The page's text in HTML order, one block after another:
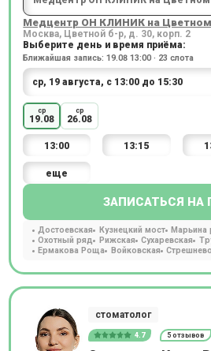
Медцентр ОН КЛИНИК на Цветном
Москва, Цветной б-р, д. 30, корп. 2
Выберите день и время приёма:
Ближайшая запись: 19.08 13:00 · 23 слота
ср
19.08
ср
26.08
13:00 13:15
еще
ЗАПИСАТЬСЯ НА
Достоевская Кузнецкий мост Марьина
Охотный ряд
Рижская Сухаревская
Ермакова Роща
Войковская Стрешнево
стоматолог
4.7 5 отзывов